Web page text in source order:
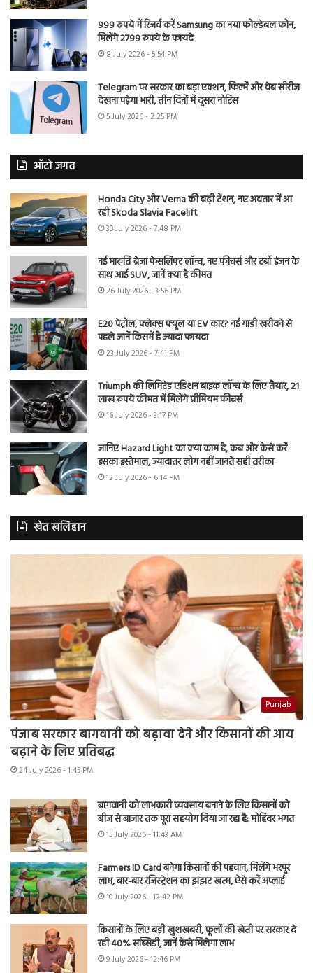
999 रुपये में रिजर्व करें Samsung का नया फोल्डेबल फोन,
मिलेंगे 2799 रुपये के फायदे
8 July 2026 - 5:54 PM
Telegram पर सरकार का बड़ा एक्शन, फिल्में और वेब सीरीज
देखना पड़ेगा भारी, तीन दिनों में दूसरा नोटिस
5 July 2026 - 2:25 PM
ऑटो जगत
Honda City और Verna की बढ़ी टेंशन, नए अवतार में आ
रही Skoda Slavia Facelift
30 July 2026 - 7:48 PM
नई मारुति ब्रेजा फेसलिफ्ट लॉन्च, नए फीचर्स और टर्बो इंजन के
साथ आई SUV, जानें क्या है कीमत
26 July 2026 - 3:56 PM
E20 पेट्रोल, फ्लेक्स फ्यूल या EV कार? नई गाड़ी खरीदने से
पहले जानें किसमें है ज्यादा फायदा
23 July 2026 - 7:41 PM
Triumph की लिमिटेड एडिशन बाइक लॉन्च के लिए तैयार, 21
लाख रुपये कीमत में मिलेंगे प्रीमियम फीचर्स
16 July 2026 - 3:17 PM
जानिए Hazard Light का क्या काम है, कब और कैसे करें
इसका इस्तेमाल, ज्यादातर लोग नहीं जानते सही तरीका
12 July 2026 - 6:14 PM
खेत खलिहान
Punjab
पंजाब सरकार बागवानी को बढ़ावा देने और किसानों की आय
बढ़ाने के लिए प्रतिबद्ध
24 July 2026 - 1:45 PM
बागवानी को लाभकारी व्यवसाय बनाने के लिए किसानों को
बीज से बाजार तक पूरा सहयोग दिया जा रहा है: मोहिंदर भगत
15 July 2026 - 11:43 AM
Farmers ID Card बनेगा किसानों की पहचान, मिलेंगे भरपूर
लाभ, बार-बार रजिस्ट्रेशन का झंझट खत्म, ऐसे करें अप्लाई
10 July 2026 - 12:42 PM
किसानों के लिए बड़ी खुशखबरी, फूलों की खेती पर सरकार दे
रही 40% सब्सिडी, जानें कैसे मिलेगा लाभ
9 July 2026 - 12:46 PM